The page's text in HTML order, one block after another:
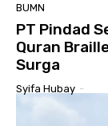
BUMN
PT Pindad
Quran
Surga
Syifa Hubay -